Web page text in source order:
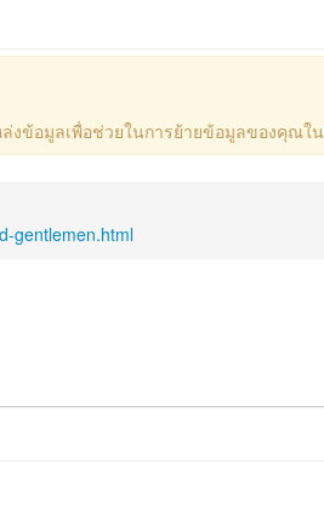
งข้อมูลเพื่อช่วยในการย้ายข้อมูลของคุณใน
gentlemen.html